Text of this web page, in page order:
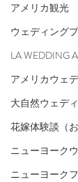
アメリカ観光
ウェディング
LA WEDDING
アメリカウェ
大自然ウェデ
花嫁体験談（
ニューヨーク
ニューヨーク